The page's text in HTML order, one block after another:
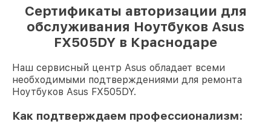
Сертификаты авторизации для
обслуживания Ноутбуков Asus
FX505DY в Краснодаре
Наш сервисный центр Asus обладает всеми
необходимыми подтверждениями для ремонта
Ноутбуков Asus FX505DY.
Как подтверждаем профессионализм: